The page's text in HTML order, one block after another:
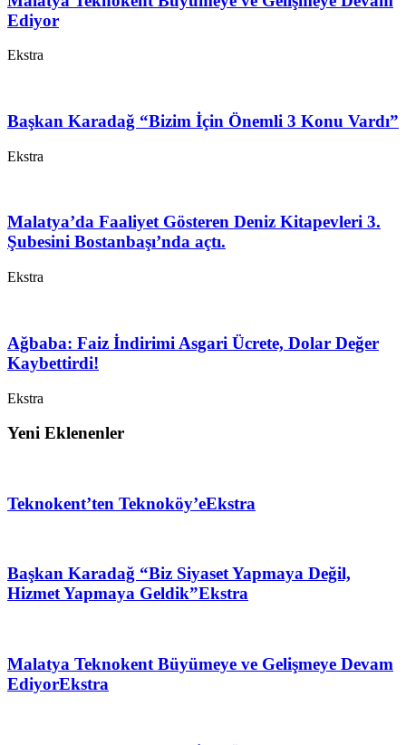
Ediyor
Ekstra
Başkan Karadağ “Bizim İçin Önemli 3 Konu Vardı”
Ekstra
Malatya’da Faaliyet Gösteren Deniz Kitapevleri 3.
Şubesini Bostanbaşı’nda açtı.
Ekstra
Ağbaba: Faiz İndirimi Asgari Ücrete, Dolar Değer
Kaybettirdi!
Ekstra
Yeni Eklenenler
Teknokent’ten Teknoköy’eEkstra
Başkan Karadağ “Biz Siyaset Yapmaya Değil,
Hizmet Yapmaya Geldik”Ekstra
Malatya Teknokent Büyümeye ve Gelişmeye Devam
EdiyorEkstra